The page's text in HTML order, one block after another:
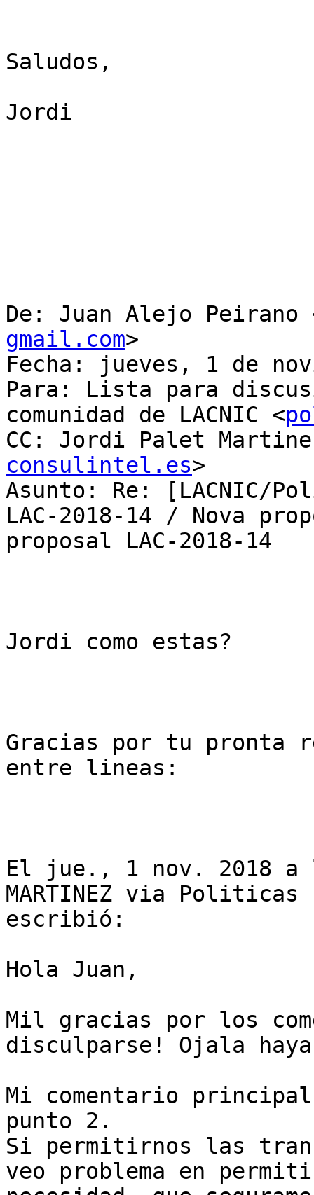
Saludos,
Jordi
De: Juan Alejo Peirano
gmail.com>
Fecha: jueves, 1 de
Para: Lista para
comunidad de LACNIC <
CC: Jordi Palet
consulintel.es>
Asunto: Re: [LACNIC/
LAC-2018-14 / Nova
proposal LAC-2018-14
Jordi como estas?
Gracias por tu pronta
entre lineas:
El jue., 1 nov. 2018 a
MARTINEZ via Politicas
escribió:
Hola Juan,
Mil gracias por los
disculparse! Ojala haya
Mi comentario
punto 2.
Si permitirnos las
veo problema en